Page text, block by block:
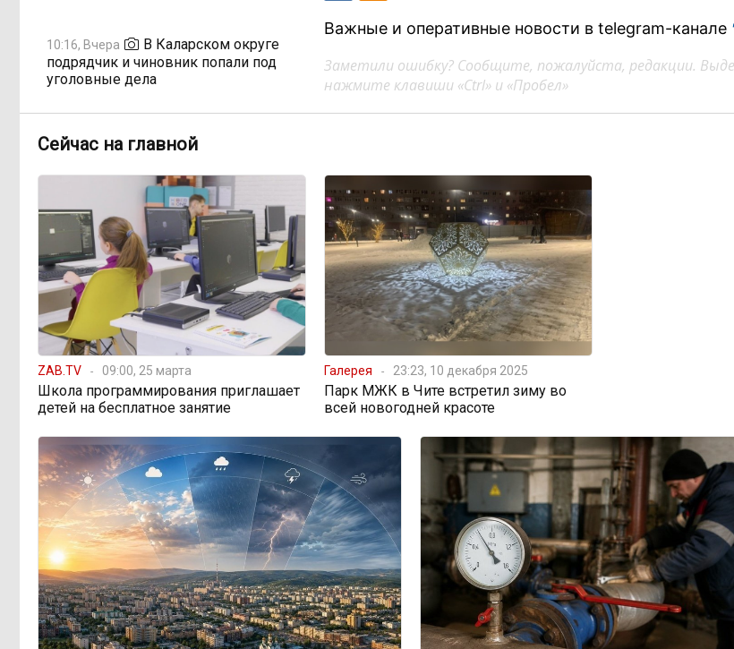
10:16, Вчера
В Каларском округе
подрядчик и чиновник попали под
уголовные дела
08:38, Вчера
598 миллионов улетели в
Омск: как Забайкалье провалило
08:15, Вчера Депутат Госдумы
объяснил «неполноценность»
женщин библейским сюжетом
08:10, Вчера
Прокуратура начала
проверку из-за раскопок ТГК-14
19:02, 5 августа
Когда ждать денег?
Забайкалье — в списке регионов,
где бюджетники могут остаться без
выплат
17:30, 5 августа «Их масштаб может
превысить весь наш опыт»: Осипов
предупреждает о климатической
угрозе на фоне пожаров в Европе
16:00, 5 августа По волнам Арахлея: на
любимом озере забайкальцев
улучшили LTE-сеть
Важные и оперативные новости в telegram-канале
Заметили ошибку? Сообщите, пожалуйста, редакции.
нажмите клавиши «Ctrl» и «Пробел»
Сейчас на главной
ZAB.TV 09:00, 25 марта
Школа программирования приглашает
детей на бесплатное занятие
Галерея 23:23, 10 декабря 2025
Парк МЖК в Чите встретил зиму во
всей новогодней красоте